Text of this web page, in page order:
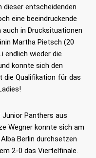
entscheidenden
eine beeindruckende
auch in Drucksituationen
Martha Pietsch (20
endlich wieder die
konnte sich den
die Qualifikation für das
Junior Panthers aus
Wegner konnte sich am
Berlin durchsetzen
2-0 das Viertelfinale.